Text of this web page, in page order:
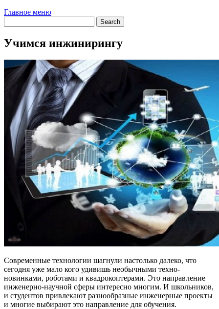
Главное меню
Учимся инжинирингу
Современные технологии шагнули настолько далеко, что
сегодня уже мало кого удивишь необычными техно-
новинками, роботами и квадрокоптерами. Это направление
инженерно-научной сферы интересно многим. И школьников,
и студентов привлекают разнообразные инженерные проекты
и многие выбирают это направление для обучения.